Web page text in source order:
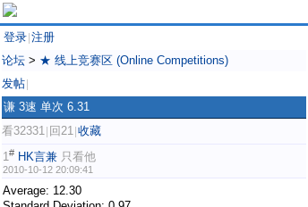
登录 注册
论坛 > ★ 线上竞赛区 (Online Competitions)
发帖
谦 3速 单次 6.31
看32331 回21 收藏
1# HK言兼 只看他
2010-10-12 20:09:41
Average: 12.30